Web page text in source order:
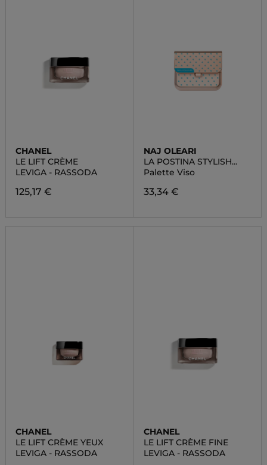
CHANEL
LE LIFT CRÈME
LEVIGA - RASSODA
125,17 €
NAJ OLEARI
LA POSTINA STYLISH
POP SMALL
Palette Viso
33,34 €
CHANEL
LE LIFT CRÈME YEUX
LEVIGA - RASSODA
CHANEL
LE LIFT CRÈME FINE
LEVIGA - RASSODA